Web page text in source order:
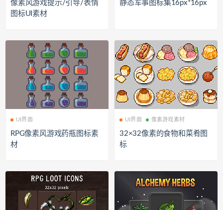
像素风游戏提示/引导/表情
图标UI素材
静态军事图标集16px*16px
UI界面
RPG像素风游戏药瓶图标素
材
UI界面 像素游戏素材
32×32像素的食物和菜肴图
标